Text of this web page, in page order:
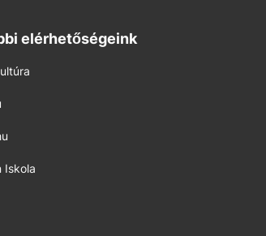
elérhetőségeink
Iskola